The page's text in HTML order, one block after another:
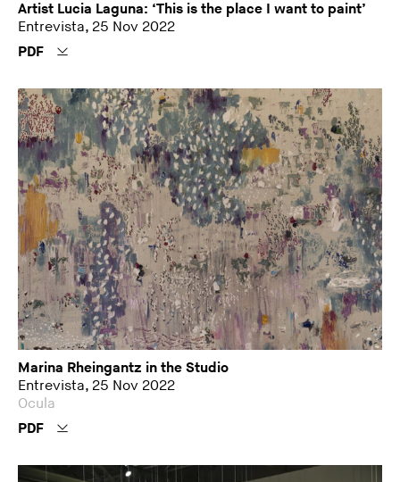
Artist Lucia Laguna: ‘This is the place I want to paint’
Entrevista, 25 Nov 2022
PDF
Marina Rheingantz in the Studio
Entrevista, 25 Nov 2022
Ocula
PDF